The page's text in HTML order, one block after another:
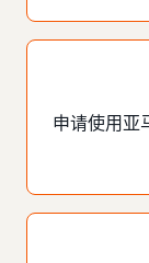
申请使用亚